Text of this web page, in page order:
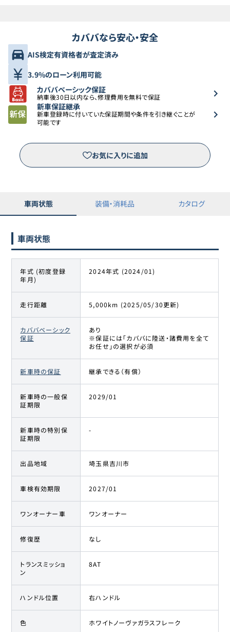
カババなら安心・安全
AIS検定有資格者が査定済み
3.9%のローン利用可能
カババベーシック保証
納車後30日以内なら、修理費用を無料で保証
新車保証継承
新車登録時に付いていた保証期間や条件を引き継ぐことが
可能です
お気に入りに追加
車両状態 装備・消耗品 カタログ
車両状態
年式 (初度登録
年月)
2024年式 (2024/01)
走行距離 5,000km (2025/05/30更新)
カババベーシック
保証
あり
※保証には「カババに陸送・諸費用を全て
お任せ」の選択が必須
新車時の保証 継承できる（有償）
新車時の一般保
証期限
2029/01
新車時の特別保
証期限
-
出品地域 埼玉県吉川市
車検有効期限 2027/01
ワンオーナー車 ワンオーナー
修復歴 なし
トランスミッショ
ン
8AT
ハンドル位置 右ハンドル
色 ホワイトノーヴァガラスフレーク